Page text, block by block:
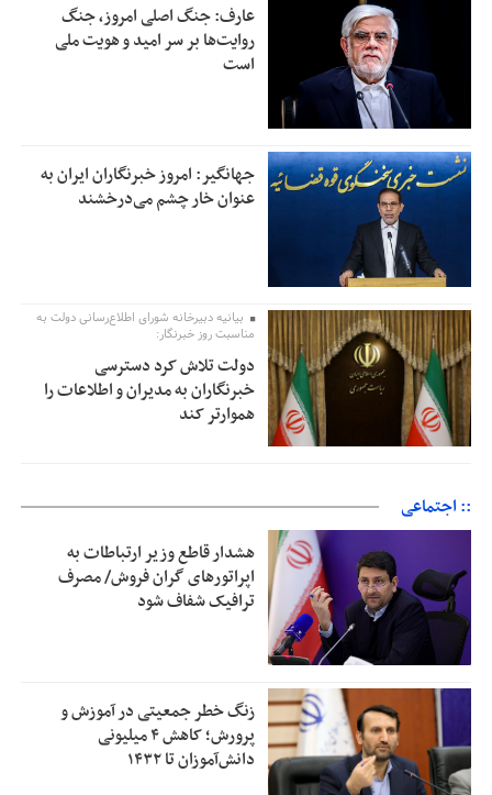
عارف: جنگ اصلی امروز، جنگ
روایت‌ها بر سر امید و هویت ملی
است
جهانگیر: امروز خبرنگاران ایران به
عنوان خار چشم می‌درخشند
بیانیه دبیرخانه شورای اطلاع‌رسانی دولت به
مناسبت روز خبرنگار:
دولت تلاش کرد دسترسی
خبرنگاران به مدیران و اطلاعات را
هموارتر کند
:: اجتماعی
هشدار قاطع وزیر ارتباطات به
اپراتورهای گران فروش/ مصرف
ترافیک شفاف شود
زنگ خطر جمعیتی در آموزش و
پرورش؛ کاهش ۴ میلیونی
دانش‌آموزان تا ۱۴۳۲